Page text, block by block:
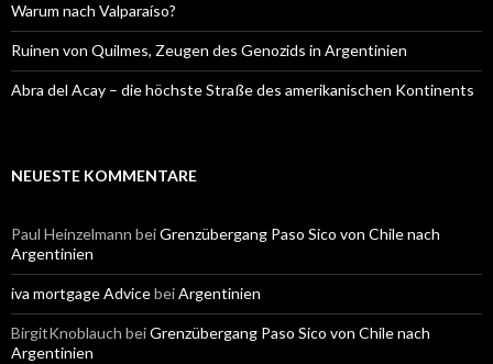
Warum nach Valparaíso?
Ruinen von Quilmes, Zeugen des Genozids in Argentinien
Abra del Acay – die höchste Straße des amerikanischen Kontinents
NEUESTE KOMMENTARE
Paul Heinzelmann beiGrenzübergang Paso Sico von Chile nach
Argentinien
iva mortgage AdvicebeiArgentinien
BirgitKnoblauch beiGrenzübergang Paso Sico von Chile nach
Argentinien